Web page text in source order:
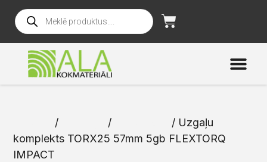
/ /
/ Uzgaļu
komplekts TORX25 57mm 5gb FLEXTORQ
IMPACT